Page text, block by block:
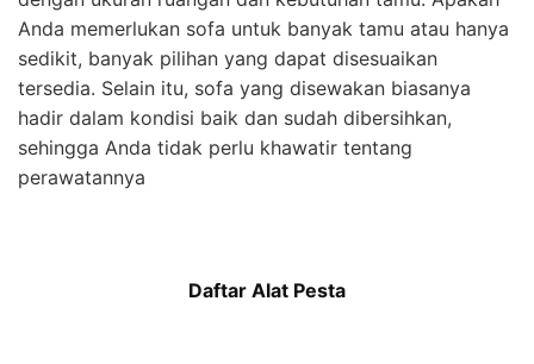
Anda memerlukan sofa untuk banyak tamu atau hanya
sedikit, banyak pilihan yang dapat disesuaikan
tersedia. Selain itu, sofa yang disewakan biasanya
hadir dalam kondisi baik dan sudah dibersihkan,
sehingga Anda tidak perlu khawatir tentang
perawatannya
Daftar Alat Pesta